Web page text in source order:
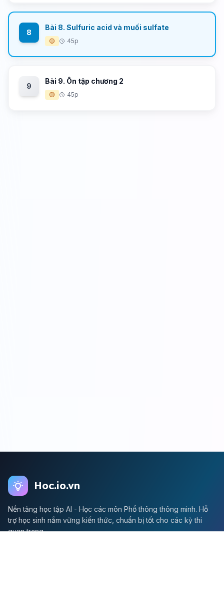
8
Bài 8. Sulfuric acid và muối sulfate
🟡 45p
9
Bài 9. Ôn tập chương 2
🟡 45p
Hoc.io.vn
Nền tảng học tập AI - Học các môn Phổ thông thông minh. Hỗ
trợ học sinh nắm vững kiến thức, chuẩn bị tốt cho các kỳ thi
quan trọng.